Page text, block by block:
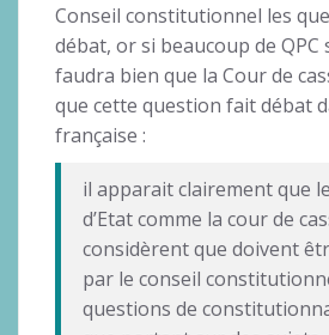
Conseil constitutionnel les
débat, or si beaucoup de QPC
faudra bien que la Cour de
que cette question fait débat
française :
il apparait clairement que
d’Etat comme la cour de
considèrent que doivent
par le conseil
questions de